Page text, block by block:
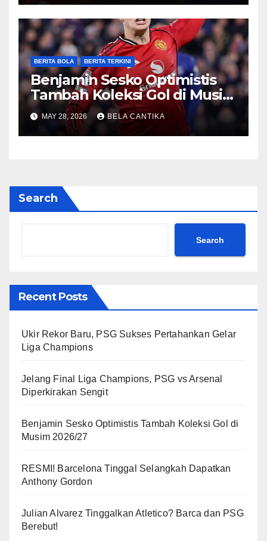
BERITA BOLA BERITA TERKINI
Benjamin Sesko Optimistis
Tambah Koleksi Gol di Musim
2026/27
MAY 28, 2026 BELA CANTIKA
Search
Search
Recent Posts
Ukir Rekor Baru, PSG Sukses Pertahankan Gelar
Liga Champions
Jelang Final Liga Champions, PSG vs Arsenal
Diperkirakan Sengit
Benjamin Sesko Optimistis Tambah Koleksi Gol di
Musim 2026/27
RESMI! Barcelona Tinggal Selangkah Dapatkan
Anthony Gordon
Julian Alvarez Tinggalkan Atletico? Barca dan PSG
Berebut!